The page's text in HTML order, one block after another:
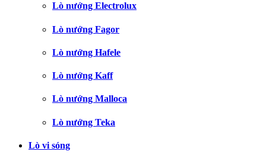
Lò nướng Electrolux
Lò nướng Fagor
Lò nướng Hafele
Lò nướng Kaff
Lò nướng Malloca
Lò nướng Teka
Lò vi sóng